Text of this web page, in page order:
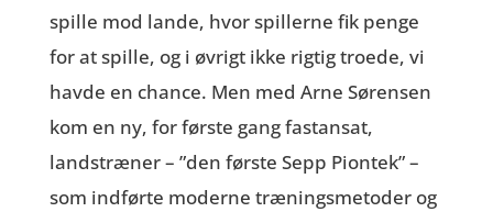
spille mod lande, hvor spillerne fik penge
for at spille, og i øvrigt ikke rigtig troede, vi
havde en chance. Men med Arne Sørensen
kom en ny, for første gang fastansat,
landstræner – ”den første Sepp Piontek” –
som indførte moderne træningsmetoder og